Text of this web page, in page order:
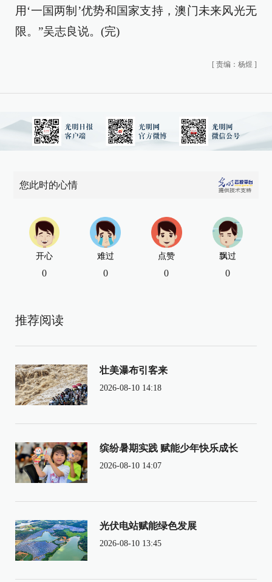
用‘一国两制’优势和国家支持，澳门未来风光无
限。”吴志良说。(完)
[ 责编：杨煜 ]
您此时的心情
开心
0
难过
0
点赞
0
飘过
0
推荐阅读
壮美瀑布引客来
2026-08-10 14:18
缤纷暑期实践 赋能少年快乐成长
2026-08-10 14:07
光伏电站赋能绿色发展
2026-08-10 13:45